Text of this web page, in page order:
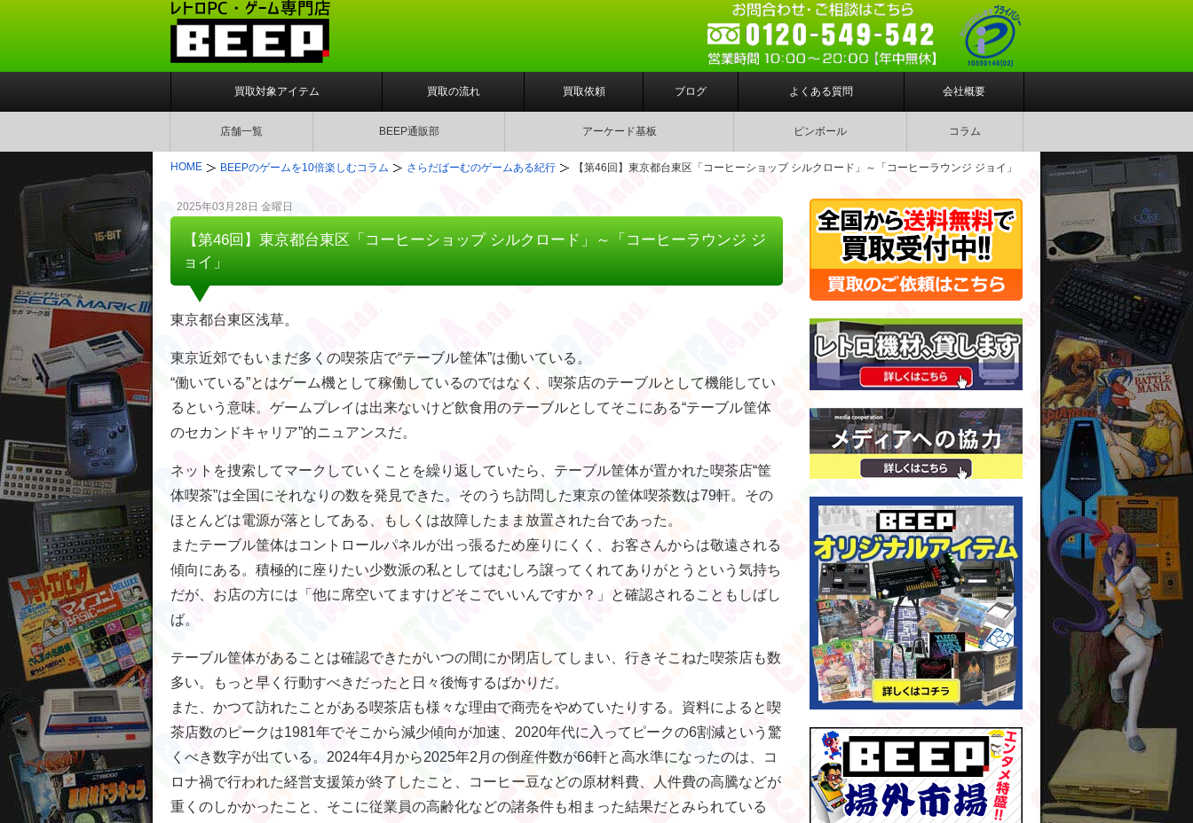
買取対象アイテム 買取の流れ 買取依頼 ブログ よくある質問 会社概要
店舗一覧 BEEP通販部 アーケード基板 ピンボール コラム
HOME BEEPのゲームを10倍楽しむコラム さらだばーむのゲームある紀行 【第46回】東京都台東区「コーヒーショップ シルクロード」～「コーヒーラウンジ ジョイ」
2025年03月28日 金曜日
【第46回】東京都台東区「コーヒーショップ シルクロード」～「コーヒーラウンジ ジ
ョイ」
東京都台東区浅草。
東京近郊でもいまだ多くの喫茶店で“テーブル筐体”は働いている。
“働いている”とはゲーム機として稼働しているのではなく、喫茶店のテーブルとして機能してい
るという意味。ゲームプレイは出来ないけど飲食用のテーブルとしてそこにある“テーブル筐体
のセカンドキャリア”的ニュアンスだ。
ネットを捜索してマークしていくことを繰り返していたら、テーブル筐体が置かれた喫茶店“筐
体喫茶”は全国にそれなりの数を発見できた。そのうち訪問した東京の筐体喫茶数は79軒。その
ほとんどは電源が落としてある、もしくは故障したまま放置された台であった。
またテーブル筐体はコントロールパネルが出っ張るため座りにくく、お客さんからは敬遠される
傾向にある。積極的に座りたい少数派の私としてはむしろ譲ってくれてありがとうという気持ち
だが、お店の方には「他に席空いてますけどそこでいいんですか？」と確認されることもしばし
ば。
テーブル筐体があることは確認できたがいつの間にか閉店してしまい、行きそこねた喫茶店も数
多い。もっと早く行動すべきだったと日々後悔するばかりだ。
また、かつて訪れたことがある喫茶店も様々な理由で商売をやめていたりする。資料によると喫
茶店数のピークは1981年でそこから減少傾向が加速、2020年代に入ってピークの6割減という驚
くべき数字が出ている。2024年4月から2025年2月の倒産件数が66軒と高水準になったのは、コ
ロナ禍で行われた経営支援策が終了したこと、コーヒー豆などの原材料費、人件費の高騰などが
重くのしかかったこと、そこに従業員の高齢化などの諸条件も相まった結果だとみられている